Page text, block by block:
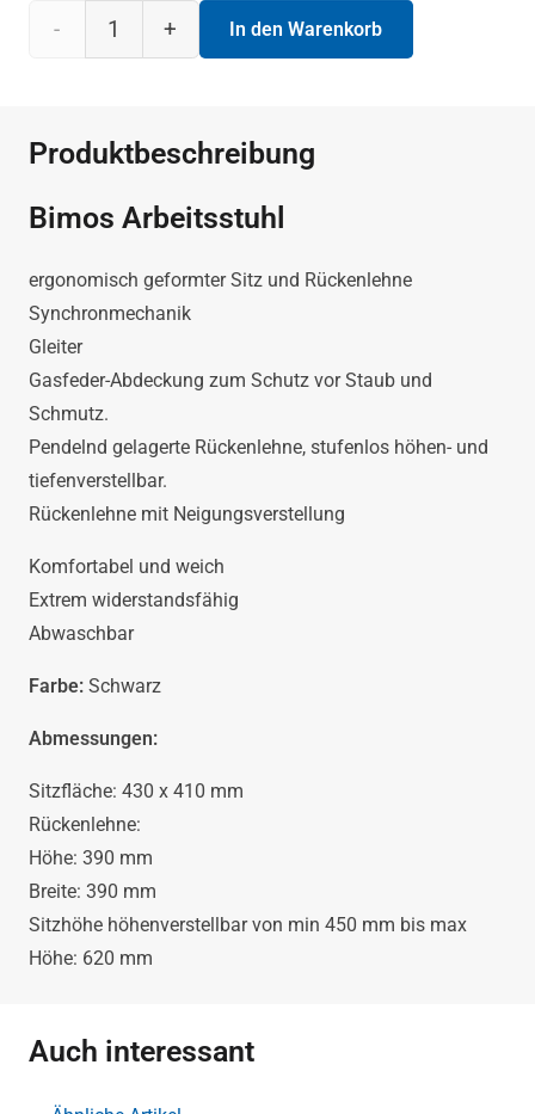
Bimos
in
In den Warenkorb
Produktbeschreibung
Bimos Arbeitsstuhl
ergonomisch geformter Sitz und Rückenlehne
Synchronmechanik
Gleiter
Gasfeder-Abdeckung zum Schutz vor Staub und
Schmutz.
Pendelnd gelagerte Rückenlehne, stufenlos höhen- und
tiefenverstellbar.
Rückenlehne mit Neigungsverstellung
Komfortabel und weich
Extrem widerstandsfähig
Abwaschbar
Farbe: Schwarz
Abmessungen:
Sitzfläche: 430 x 410 mm
Rückenlehne:
Höhe: 390 mm
Breite: 390 mm
Sitzhöhe höhenverstellbar von min 450 mm bis max
Höhe: 620 mm
Auch interessant